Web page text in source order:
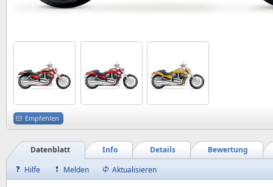
Empfehlen
Bewertung
Details
Info
Datenblatt
Hilfe
Melden Aktualisieren